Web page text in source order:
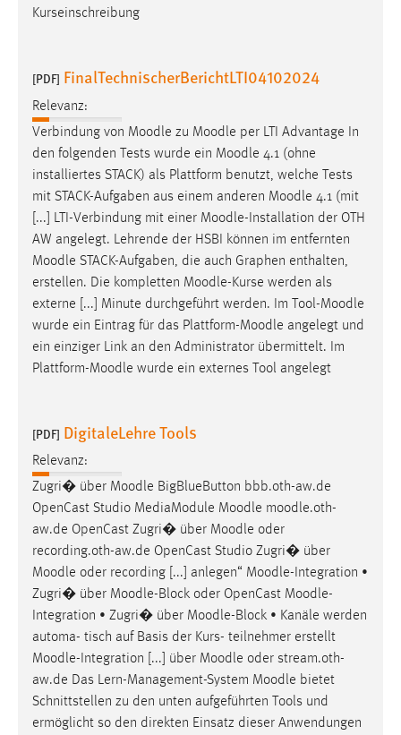
Kurseinschreibung
[PDF] FinalTechnischerBerichtLTI04102024
Relevanz:
Verbindung von Moodle zu Moodle per LTI Advantage In
den folgenden Tests wurde ein Moodle 4.1 (ohne
installiertes STACK) als Plattform benutzt, welche Tests
mit STACK-Aufgaben aus einem anderen Moodle 4.1 (mit
[...] LTI-Verbindung mit einer Moodle-Installation der OTH
AW angelegt. Lehrende der HSBI können im entfernten
Moodle STACK-Aufgaben, die auch Graphen enthalten,
erstellen. Die kompletten Moodle-Kurse werden als
externe [...] Minute durchgeführt werden. Im Tool-Moodle
wurde ein Eintrag für das Plattform-Moodle angelegt und
ein einziger Link an den Administrator übermittelt. Im
Plattform-Moodle wurde ein externes Tool angelegt
[PDF] DigitaleLehre Tools
Relevanz:
Zugri� über Moodle BigBlueButton bbb.oth-aw.de
OpenCast Studio MediaModule Moodle moodle.oth-
aw.de OpenCast Zugri� über Moodle oder
recording.oth-aw.de OpenCast Studio Zugri� über
Moodle oder recording [...] anlegen“ Moodle-Integration •
Zugri� über Moodle-Block oder OpenCast Moodle-
Integration • Zugri� über Moodle-Block • Kanäle werden
automa- tisch auf Basis der Kurs- teilnehmer erstellt
Moodle-Integration [...] über Moodle oder stream.oth-
aw.de Das Lern-Management-System Moodle bietet
Schnittstellen zu den unten aufgeführten Tools und
ermöglicht so den direkten Einsatz dieser Anwendungen